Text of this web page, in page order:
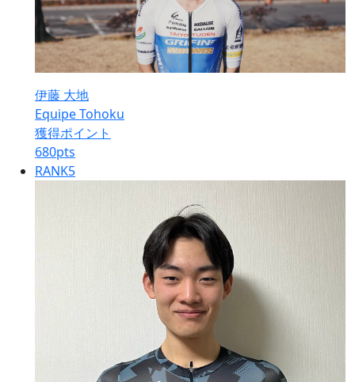
伊藤 大地
Equipe Tohoku
獲得ポイント
680pts
RANK5